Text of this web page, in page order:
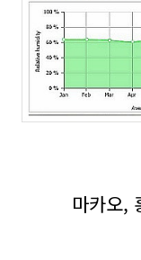
마카오,